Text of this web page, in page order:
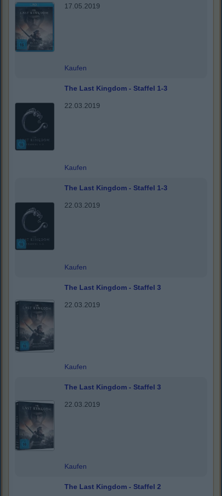
17.05.2019
Kaufen
The Last Kingdom - Staffel 1-3
22.03.2019
Kaufen
The Last Kingdom - Staffel 1-3
22.03.2019
Kaufen
The Last Kingdom - Staffel 3
22.03.2019
Kaufen
The Last Kingdom - Staffel 3
22.03.2019
Kaufen
The Last Kingdom - Staffel 2